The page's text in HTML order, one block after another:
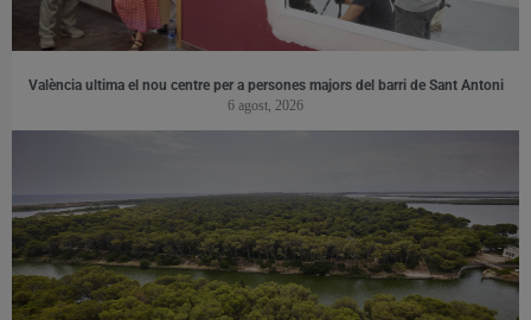
València ultima el nou centre per a persones majors del barri de Sant Antoni
6 agost, 2026